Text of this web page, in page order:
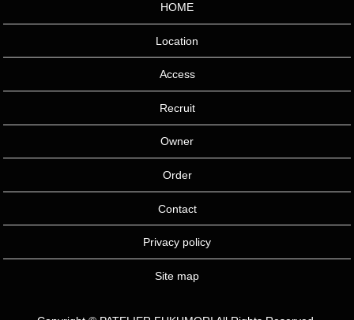
HOME
Location
Access
Recruit
Owner
Order
Contact
Privacy policy
Site map